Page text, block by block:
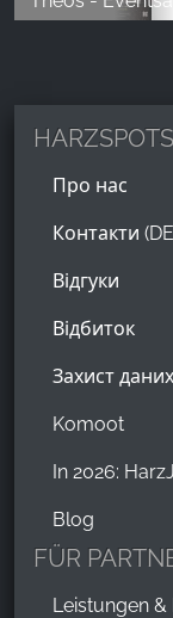
HARZSPOTS
Про нас
Контакти
Відгуки
Відбиток
Захист
Komoot
In 2026:
Blog
FÜR
Leistungen &